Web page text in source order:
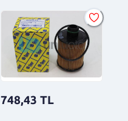
748,43 TL